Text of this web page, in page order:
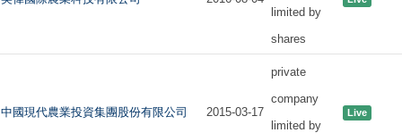
limited by
shares
中國現代農業投資集團股份有限公司 2015-03-17
private
company
limited by
Live